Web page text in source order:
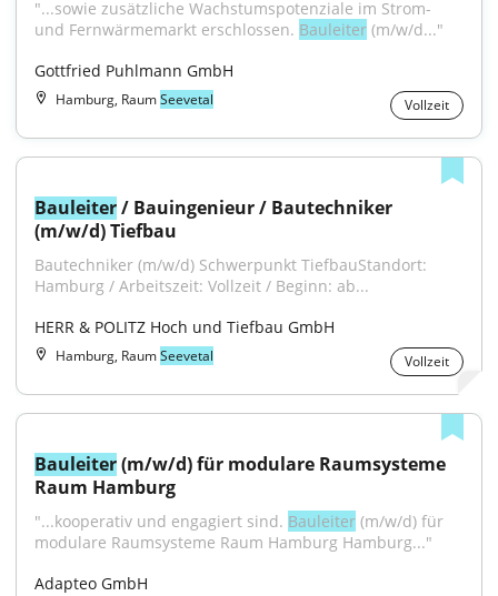
"...sowie zusätzliche Wachstumspotenziale im Strom-
und Fernwärmemarkt erschlossen. Bauleiter (m/w/d..."
Gottfried Puhlmann GmbH
Hamburg, RaumSeevetal Vollzeit
Bauleiter / Bauingenieur / Bautechniker
(m/w/d) Tiefbau
Bautechniker (m/w/d) Schwerpunkt TiefbauStandort:
Hamburg / Arbeitszeit: Vollzeit / Beginn: ab...
HERR & POLITZ Hoch und Tiefbau GmbH
Hamburg, RaumSeevetal Vollzeit
Bauleiter (m/w/d) für modulare Raumsysteme
Raum Hamburg
"...kooperativ und engagiert sind. Bauleiter (m/w/d) für
modulare Raumsysteme Raum Hamburg Hamburg..."
Adapteo GmbH